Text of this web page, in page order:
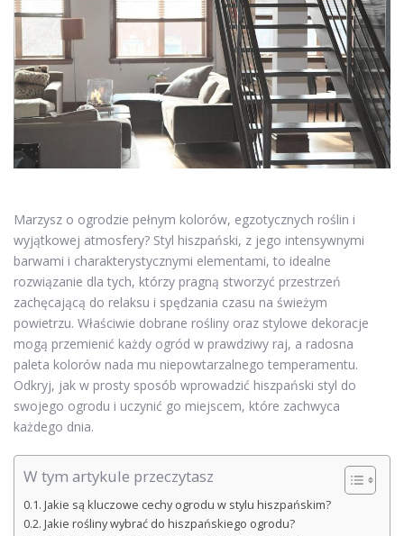
Marzysz o ogrodzie pełnym kolorów, egzotycznych roślin i
wyjątkowej atmosfery? Styl hiszpański, z jego intensywnymi
barwami i charakterystycznymi elementami, to idealne
rozwiązanie dla tych, którzy pragną stworzyć przestrzeń
zachęcającą do relaksu i spędzania czasu na świeżym
powietrzu. Właściwie dobrane rośliny oraz stylowe dekoracje
mogą przemienić każdy ogród w prawdziwy raj, a radosna
paleta kolorów nada mu niepowtarzalnego temperamentu.
Odkryj, jak w prosty sposób wprowadzić hiszpański styl do
swojego ogrodu i uczynić go miejscem, które zachwyca
każdego dnia.
W tym artykule przeczytasz
Jakie są kluczowe cechy ogrodu w stylu hiszpańskim?
Jakie rośliny wybrać do hiszpańskiego ogrodu?